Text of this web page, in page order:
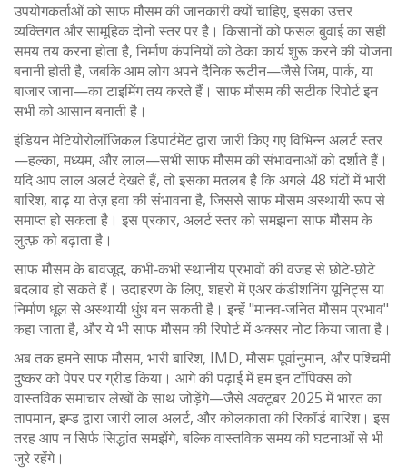
उपयोगकर्ताओं को साफ मौसम की जानकारी क्यों चाहिए, इसका उत्तर
व्यक्तिगत और सामूहिक दोनों स्तर पर है। किसानों को फसल बुवाई का सही
समय तय करना होता है, निर्माण कंपनियों को ठेका कार्य शुरू करने की योजना
बनानी होती है, जबकि आम लोग अपने दैनिक रूटीन—जैसे जिम, पार्क, या
बाजार जाना—का टाइमिंग तय करते हैं। साफ मौसम की सटीक रिपोर्ट इन
सभी को आसान बनाती है।
इंडियन मेटियोरोलॉजिकल डिपार्टमेंट द्वारा जारी किए गए विभिन्न अलर्ट स्तर
—हल्का, मध्यम, और लाल—सभी साफ मौसम की संभावनाओं को दर्शाते हैं।
यदि आप लाल अलर्ट देखते हैं, तो इसका मतलब है कि अगले 48 घंटों में भारी
बारिश, बाढ़ या तेज़ हवा की संभावना है, जिससे साफ मौसम अस्थायी रूप से
समाप्त हो सकता है। इस प्रकार, अलर्ट स्तर को समझना साफ मौसम के
लुत्फ़ को बढ़ाता है।
साफ मौसम के बावजूद, कभी‑कभी स्थानीय प्रभावों की वजह से छोटे‑छोटे
बदलाव हो सकते हैं। उदाहरण के लिए, शहरों में एअर कंडीशनिंग यूनिट्स या
निर्माण धूल से अस्थायी धुंध बन सकती है। इन्हें "मानव‑जनित मौसम प्रभाव"
कहा जाता है, और ये भी साफ मौसम की रिपोर्ट में अक्सर नोट किया जाता है।
अब तक हमने साफ मौसम, भारी बारिश, IMD, मौसम पूर्वानुमान, और पश्चिमी
दुष्कर को पेपर पर ग्रीड किया। आगे की पढ़ाई में हम इन टॉपिक्स को
वास्तविक समाचार लेखों के साथ जोड़ेंगे—जैसे अक्टूबर 2025 में भारत का
तापमान, इम्ड द्वारा जारी लाल अलर्ट, और कोलकाता की रिकॉर्ड बारिश। इस
तरह आप न सिर्फ सिद्धांत समझेंगे, बल्कि वास्तविक समय की घटनाओं से भी
जुरे रहेंगे।